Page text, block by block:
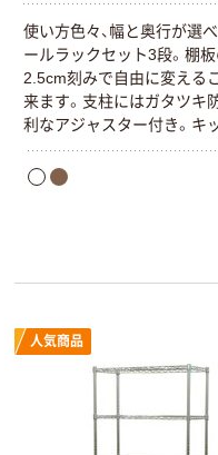
使い方色々、幅と奥行が選
ールラックセット3段。棚
2.5cm刻みで自由に変える
来ます。支柱にはガタツキ
利なアジャスター付き。キ
ソコン周り、リビング、子供
ど、様々な場面での収納に
人気商品